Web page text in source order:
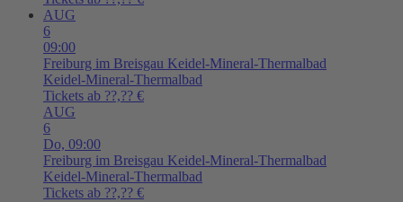
AUG
6
09:00
Freiburg im Breisgau Keidel-Mineral-Thermalbad
Keidel-Mineral-Thermalbad
Tickets ab ??,?? €
AUG
6
Do, 09:00
Freiburg im Breisgau Keidel-Mineral-Thermalbad
Keidel-Mineral-Thermalbad
Tickets ab ??,?? €